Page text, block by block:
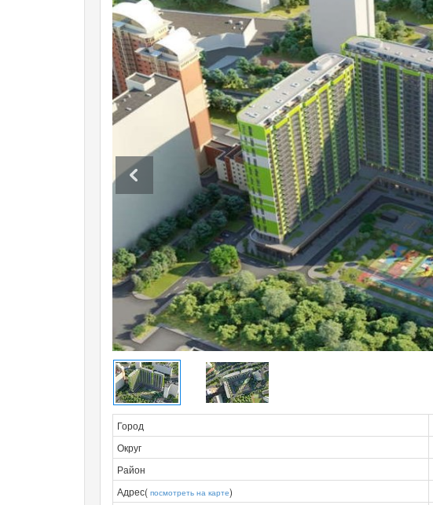
Город
Округ
Район
Адрес( посмотреть на карте)